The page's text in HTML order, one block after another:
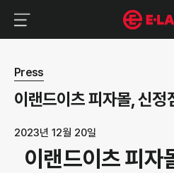
뉴스 상세보기
Press
이랜드이츠 피자몰, 신정
2023년 12월 20일
이랜드이츠 피자